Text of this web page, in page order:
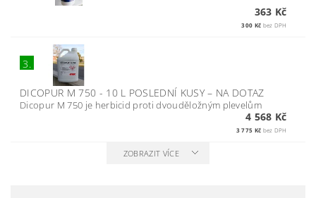
363 Kč
300 Kč bez DPH
3.
DICOPUR M 750 - 10 L POSLEDNÍ KUSY– NA DOTAZ
Dicopur M 750 je herbicid proti dvouděložným plevelům
4 568 Kč
3 775 Kč bez DPH
ZOBRAZIT VÍCE